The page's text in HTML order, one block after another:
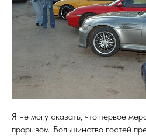
Я не могу сказать, что первое
прорывом. Большинство гостей